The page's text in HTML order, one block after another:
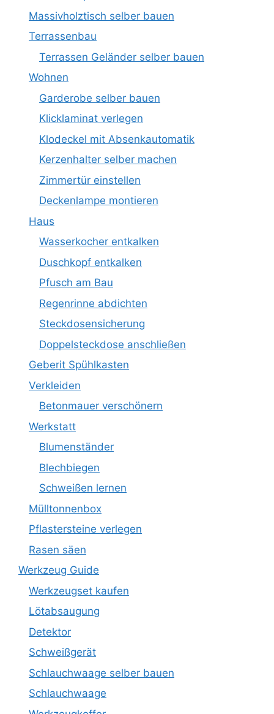
Massivholztisch selber bauen
Terrassenbau
Terrassen Geländer selber bauen
Wohnen
Garderobe selber bauen
Klicklaminat verlegen
Klodeckel mit Absenkautomatik
Kerzenhalter selber machen
Zimmertür einstellen
Deckenlampe montieren
Haus
Wasserkocher entkalken
Duschkopf entkalken
Pfusch am Bau
Regenrinne abdichten
Steckdosensicherung
Doppelsteckdose anschließen
Geberit Spühlkasten
Verkleiden
Betonmauer verschönern
Werkstatt
Blumenständer
Blechbiegen
Schweißen lernen
Mülltonnenbox
Pflastersteine verlegen
Rasen säen
Werkzeug Guide
Werkzeugset kaufen
Lötabsaugung
Detektor
Schweißgerät
Schlauchwaage selber bauen
Schlauchwaage